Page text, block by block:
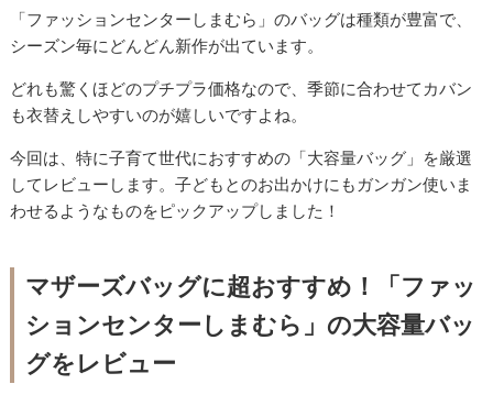
「ファッションセンターしまむら」のバッグは種類が豊富で、
シーズン毎にどんどん新作が出ています。
どれも驚くほどのプチプラ価格なので、季節に合わせてカバン
も衣替えしやすいのが嬉しいですよね。
今回は、特に子育て世代におすすめの「大容量バッグ」を厳選
してレビューします。子どもとのお出かけにもガンガン使いま
わせるようなものをピックアップしました！
マザーズバッグに超おすすめ！「ファッ
ションセンターしまむら」の大容量バッ
グをレビュー